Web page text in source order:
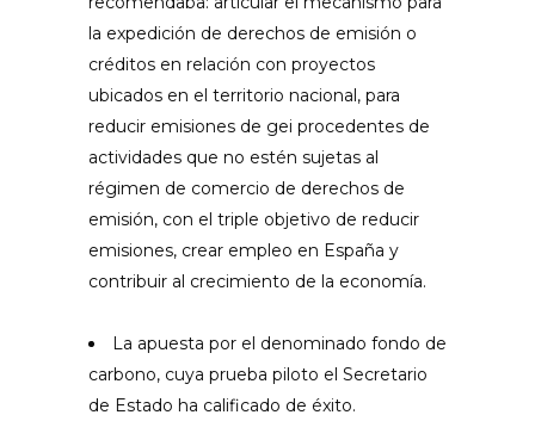
la expedición de derechos de emisión o
créditos en relación con proyectos
ubicados en el territorio nacional, para
reducir emisiones de gei procedentes de
actividades que no estén sujetas al
régimen de comercio de derechos de
emisión, con el triple objetivo de reducir
emisiones, crear empleo en España y
contribuir al crecimiento de la economía.
La apuesta por el denominado fondo de
carbono, cuya prueba piloto el Secretario
de Estado ha calificado de éxito.